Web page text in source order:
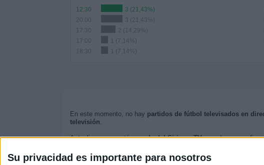
Su privacidad es importante para nosotros
12:30
3 (21,43%)
20:00
3 (21,43%)
17:30
2 (14,29%)
17:00
1 (7,14%)
18:30
1 (7,14%)
En este momento, no hay partidos de fútbol televisados en
televisión.
Actualizaremos estáagenda del Siria en TVcuando nos
Quizás sea de tu interés saber que desde los comienzos de esta
El primer partido publicado fue el martes, 20 de octubre de 2015